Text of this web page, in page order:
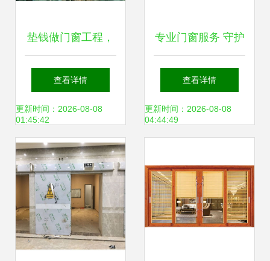
垫钱做门窗工程，
最后都落得如此下
场，悔不当初——
金属门窗工程防坑
指南
查看详情
更新时间：2026-08-08
01:45:42
专业门窗服务 守护
每一处空间——北
京鸿基金属门窗厂
查看详情
更新时间：2026-08-08
04:44:49